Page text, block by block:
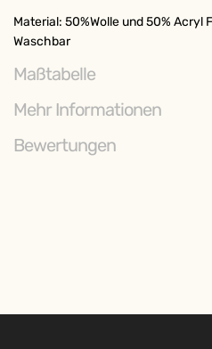
Material: 50%Wolle und 50% Acryl
Waschbar
Maßtabelle
Mehr Informationen
Bewertungen